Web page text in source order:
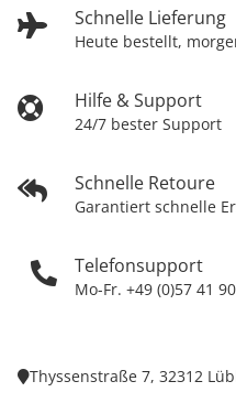
Schnelle Lieferung
Heute bestellt,
Hilfe & Support
24/7 bester Support
Schnelle Retoure
Garantiert schnelle
Telefonsupport
Mo-Fr. +49 (0)57 41
Thyssenstraße 7, 32312